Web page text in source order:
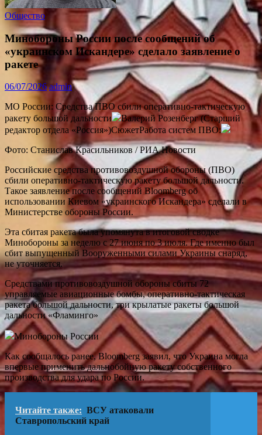
Общество
Минобороны России после сообщений об
«украинском Искандере» сделало заявление о
ракете
06/07/2026 admin
МО России: Средства ПВО сбили оперативно-тактическую
ракету большой дальности
Валерий Розенберг (Старший
редактор отдела «Россия»)СюжетРабота систем ПВО:
Фото: Станислав Красильников / РИА Новости
Российские средства противовоздушной обороны (ПВО)
сбили оперативно-тактическую ракету большой дальности.
Такое заявление после сообщений Bloomberg об
использовании Киевом «украинского Искандера» сделали в
Министерстве обороны России.
Эта сбитая ракета была упомянута в итоговой сводке
Минобороны за неделю с 27 июня по 3 июля. Где именно был
сбит выпущенный Вооруженными силами Украины снаряд,
не уточняется.
Средствами противовоздушной обороны сбиты 72
управляемые авиационные бомбы, оперативно-тактическая
ракета большой дальности, три крылатые ракеты большой
дальности «Фламинго»
Минобороны России
Как сообщалось ранее, Bloomberg заявил, что Украина могла
впервые применить дальнобойную ракету собственного
производства для удара по России.
Читайте также: ВСУ атаковали
Ставропольский край